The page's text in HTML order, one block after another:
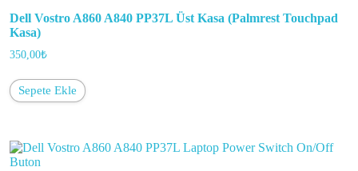
Dell Vostro A860 A840 PP37L Üst Kasa (Palmrest Touchpad
Kasa)
350,00₺
Sepete Ekle